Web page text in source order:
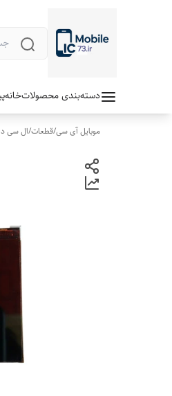
دسته‌بندی محصولاتخانه
موبایل آی سی/قطعات/ال سی